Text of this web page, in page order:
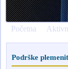
Početna
Podrške